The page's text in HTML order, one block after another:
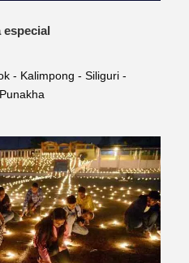
especial
- Kalimpong - Siliguri -